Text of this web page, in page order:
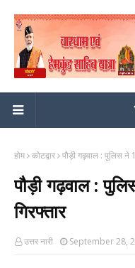
होम कोटद्वार पौड़ी गढ़वाल : पुलिस ने
पौड़ी गढ़वाल :
गिरफ्तार
उत्तर नारी September 28,